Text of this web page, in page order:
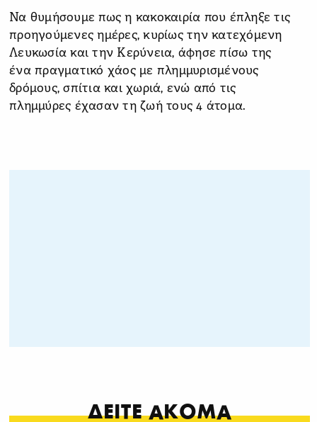
Να θυμήσουμε πως η κακοκαιρία που έπληξε τις
προηγούμενες ημέρες, κυρίως την κατεχόμενη
Λευκωσία και την Κερύνεια, άφησε πίσω της
ένα πραγματικό χάος με πλημμυρισμένους
δρόμους, σπίτια και χωριά, ενώ από τις
πλημμύρες έχασαν τη ζωή τους 4 άτομα.
ΔΕΙΤΕ ΑΚΟΜΑ